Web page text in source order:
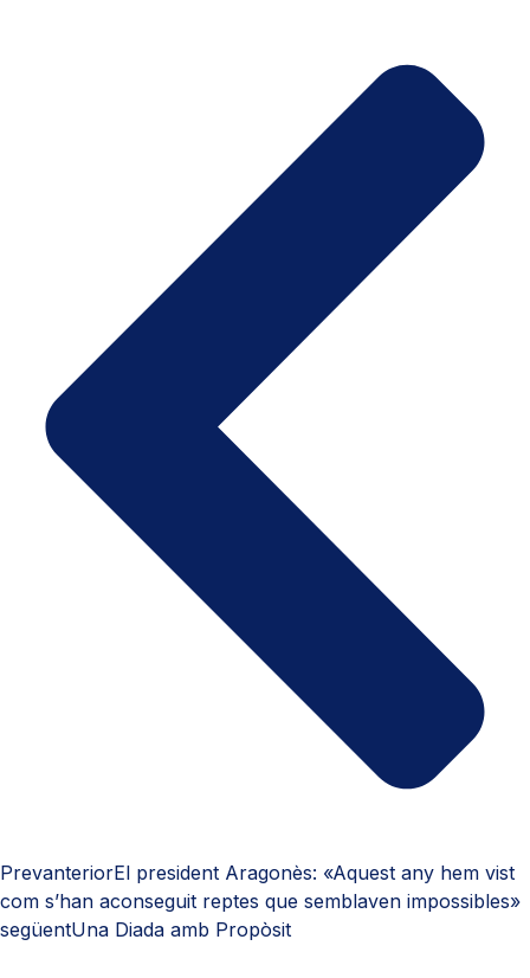
PrevanteriorEl president Aragonès: «Aquest any hem vist
com s’han aconseguit reptes que semblaven impossibles»
següentUna Diada amb Propòsit